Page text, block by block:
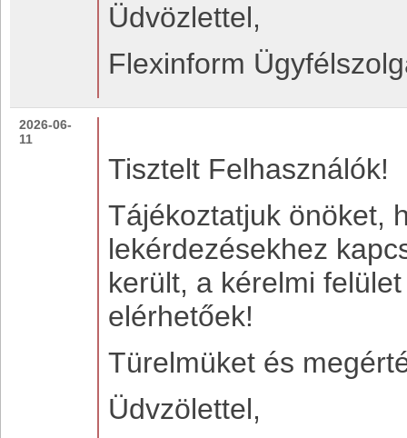
Üdvözlettel,
Flexinform
2026-06-
11
Tisztelt Felhasználók!
Tájékoztatjuk önöket,
lekérdezésekhez
került, a kérelmi
elérhetőek!
Türelmüket és
Üdvzölettel,